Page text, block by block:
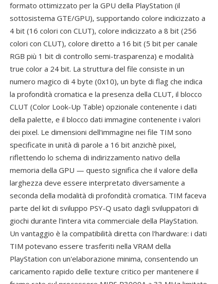
formato ottimizzato per la GPU della PlayStation (il
sottosistema GTE/GPU), supportando colore indicizzato a
4 bit (16 colori con CLUT), colore indicizzato a 8 bit (256
colori con CLUT), colore diretto a 16 bit (5 bit per canale
RGB più 1 bit di controllo semi-trasparenza) e modalità
true color a 24 bit. La struttura del file consiste in un
numero magico di 4 byte (0x10), un byte di flag che indica
la profondità cromatica e la presenza della CLUT, il blocco
CLUT (Color Look-Up Table) opzionale contenente i dati
della palette, e il blocco dati immagine contenente i valori
dei pixel. Le dimensioni dell'immagine nei file TIM sono
specificate in unità di parole a 16 bit anzichè pixel,
riflettendo lo schema di indirizzamento nativo della
memoria della GPU — questo significa che il valore della
larghezza deve essere interpretato diversamente a
seconda della modalità di profondità cromatica. TIM faceva
parte del kit di sviluppo PSY-Q usato dagli sviluppatori di
giochi durante l'intera vita commerciale della PlayStation.
Un vantaggio è la compatibilità diretta con l'hardware: i dati
TIM potevano essere trasferiti nella VRAM della
PlayStation con un'elaborazione minima, consentendo un
caricamento rapido delle texture critico per mantenere il